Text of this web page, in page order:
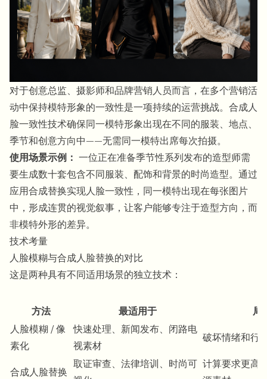
对于创意总监、摄影师和品牌营销人员而言，在多个营销活
动中保持模特形象的一致性是一项持续的运营挑战。合成人
脸一致性技术确保同一模特形象出现在不同的服装、地点、
季节和创意方向中——无需同一模特出席每次拍摄。
使用场景示例： 一位正在准备季节性系列发布的造型师需
要生成数十套包含不同服装、配饰和背景的时尚造型。通过
应用合成替换实现人脸一致性，同一模特出现在每张图片
中，形成连贯的视觉叙事，让客户能够专注于造型方向，而
非模特外形的差异。
技术考量
人脸模糊与合成人脸替换的对比
这是两种具有不同适用场景的独立技术：
方法 最适用于
局
人脸模糊 / 像
素化
快速处理、新闻发布、闭路电
视素材
破坏情绪和行
合成人脸替换
取证审查、法律培训、时尚可 计算要求更高